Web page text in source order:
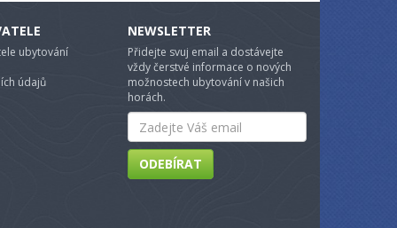
ubytování
údajů
NEWSLETTER
Přidejte svuj email a dostávejte
vždy čerstvé informace o nových
možnostech ubytování v našich
horách.
Email
ODEBÍRAT